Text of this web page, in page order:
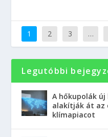
1 2 3 …
Legutóbbi
A hőkupolák
alakítják át az
klímapiacot